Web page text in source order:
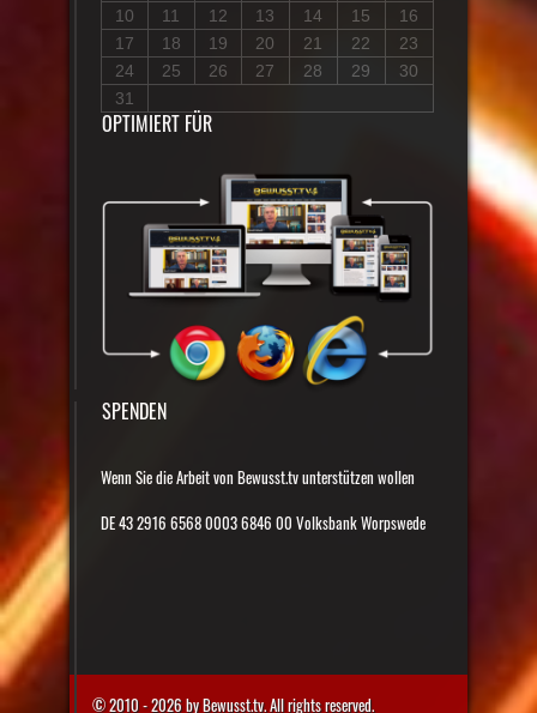
10
11 12 13 14 15
16
17
18 19 20 21 22
23
24
25 26 27 28 29
30
31
OPTIMIERT FÜR
SPENDEN
Wenn Sie die Arbeit von Bewusst.tv unterstützen wollen
DE 43 2916 6568 0003 6846 00 Volksbank Worpswede
© 2010 - 2026 by Bewusst.tv. All rights reserved.